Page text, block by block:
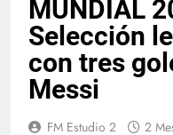
MUNDIAL
Selección
con tres
Messi
FM Estudio 2 2